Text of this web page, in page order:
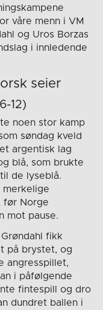
våre menn i VM
og Uros Borzas
i innledende
seier
12)
noen stor kamp
søndag kveld
argentisk lag
blå, som brukte
de lyseblå.
merkelige
før Norge
mot pause.
fikk
på brystet, og
angresspillet,
i påfølgende
fintespill og dro
dundret ballen i